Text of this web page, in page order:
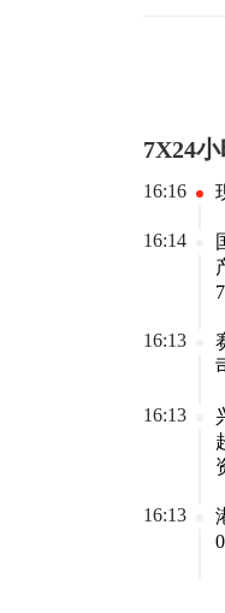
上日放量
前。盘面上
博腾股份、
医药等十余
势，一博
子、红板科
材、中富电
板块震荡走
块表现低迷
前。游戏
停，盛天网
了稳了；3.
7X24
16:16
16:14
16:13
16:13
16:13